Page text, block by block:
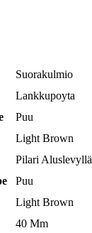
Suorakulmio
Lankkupoyta
Puu
Light Brown
Pilari Aluslevyllä
Puu
Light Brown
40 Mm